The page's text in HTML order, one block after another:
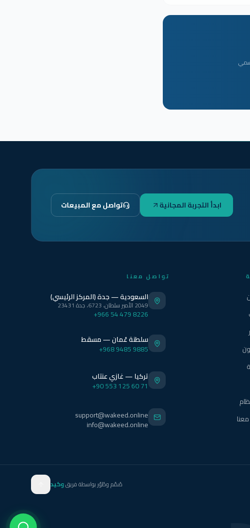
ابدأ التجربة المجانية تواصل مع المبيعات
تواصل معنا
السعودية — جدة (المركز الرئيسي)
2049 الأمير سلطان، 6723، جدة 23431
+966 54 479 8226
سلطنة عُمان — مسقط
+968 9485 9885
تركيا — غازي عنتاب
+90 553 125 60 71
support@wakeed.online
info@wakeed.online
صُمّم وطُوّر بواسطة فريقوكيد